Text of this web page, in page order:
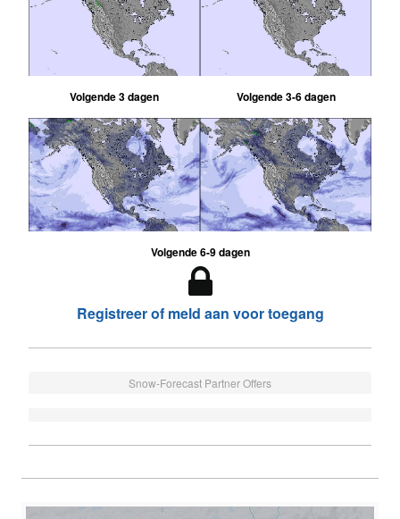
Volgende 3 dagen Volgende 3-6 dagen
Volgende 6-9 dagen
Registreer of meld aan voor toegang
Snow-Forecast Partner Offers